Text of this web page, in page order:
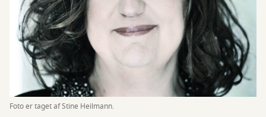
Foto er taget af Stine Heilmann.